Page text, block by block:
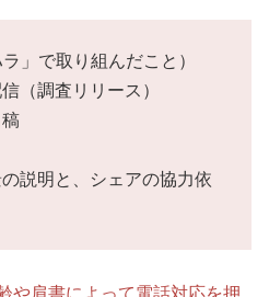
」で取り組んだこと）
（調査リリース）
説明と、シェアの協力依